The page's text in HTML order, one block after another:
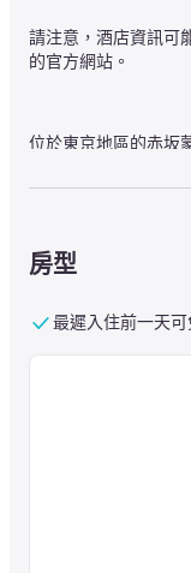
請注意，酒店資訊可
的官方網站。
位於東京地區的赤坂
特色服務設施，例如
無線（免費）， 禁
最好的滿足。 赤坂
房型
最遲入住前一天可